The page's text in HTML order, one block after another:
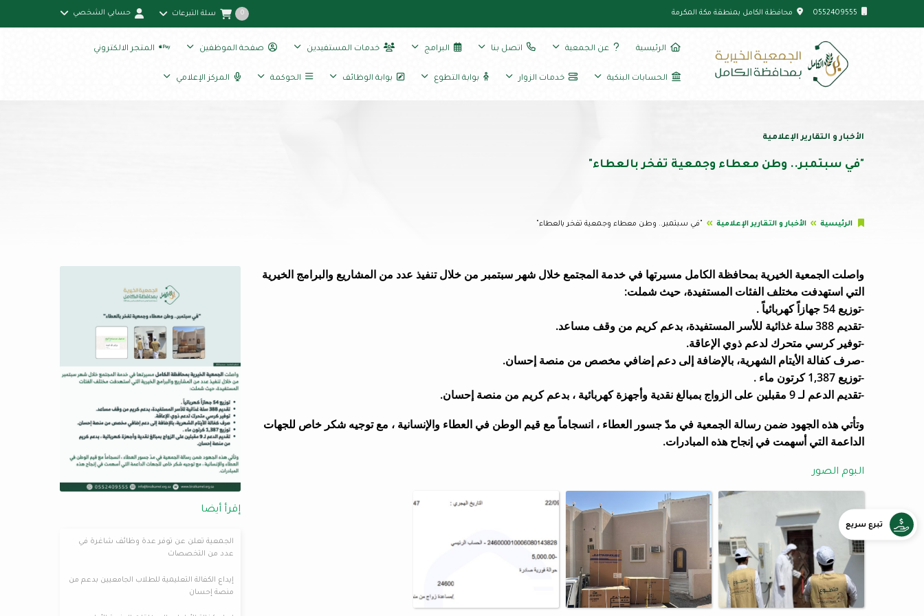
0552409555 محافظة الكامل بمنطقة مكة المكرمة 0 سلة التبرعات حسابي الشخصي
الرئيسية عن الجمعية اتصل بنا البرامج خدمات المستفيدين صفحة الموظفين المتجر الالكتروني
الحسابات البنكية خدمات الزوار بوابة التطوع بوابة الوظائف الحوكمة المركز الإعلامي
الأخبار و التقارير الإعلامية
"في سبتمبر.. وطن معطاء وجمعية تفخر بالعطاء"
الرئيسية الأخبار و التقارير الإعلامية "في سبتمبر.. وطن معطاء وجمعية تفخر بالعطاء"
واصلت الجمعية الخيرية بمحافظة الكامل مسيرتها في خدمة المجتمع خلال شهر سبتمبر من خلال تنفيذ عدد من المشاريع والبرامج الخيرية
التي استهدفت مختلف الفئات المستفيدة، حيث شملت:
-توزيع 54 جهازاً كهربائياً .
-تقديم 388 سلة غذائية للأسر المستفيدة، بدعم كريم من وقف مساعد.
-توفير كرسي متحرك لدعم ذوي الإعاقة.
-صرف كفالة الأيتام الشهرية، بالإضافة إلى دعم إضافي مخصص من منصة إحسان.
-توزيع 1,387 كرتون ماء .
-تقديم الدعم لـ 9 مقبلين على الزواج بمبالغ نقدية وأجهزة كهربائية ، بدعم كريم من منصة إحسان.
وتأتي هذه الجهود ضمن رسالة الجمعية في مدّ جسور العطاء ، انسجاماً مع قيم الوطن في العطاء والإنسانية ، مع توجيه شكر خاص للجهات
الداعمة التي أسهمت في إنجاح هذه المبادرات.
البوم الصور
إقرأ أيضا
الجمعية تعلن عن توفر عدة وظائف شاغرة في
عدد من التخصصات
إيداع الكفالة التعليمية للطلاب الجامعيين بدعم من
منصة إحسان
تبرع سريع